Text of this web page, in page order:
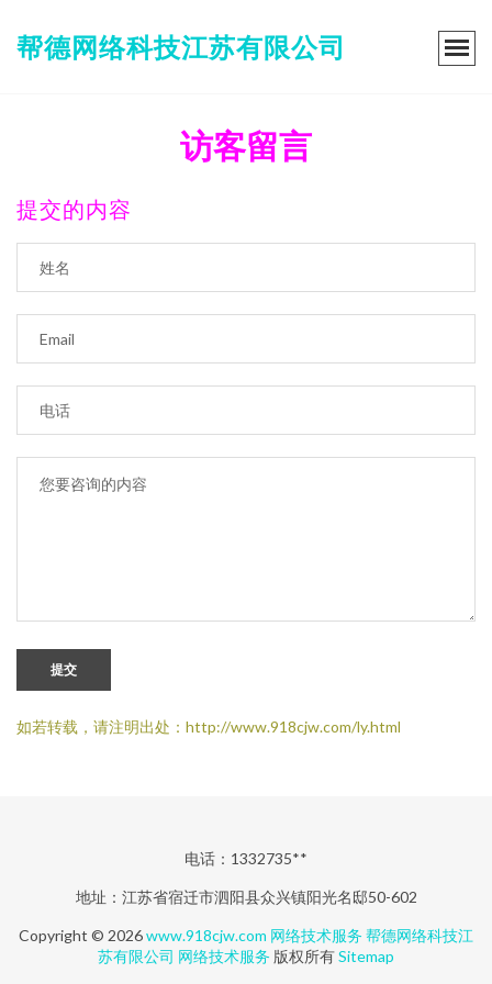
帮德网络科技江苏有限公司
访客留言
提交的内容
提交
如若转载，请注明出处：http://www.918cjw.com/ly.html
电话：1332735**
地址：江苏省宿迁市泗阳县众兴镇阳光名邸50-602
Copyright © 2026www.918cjw.com 网络技术服务 帮德网络科技江
苏有限公司 网络技术服务 版权所有Sitemap